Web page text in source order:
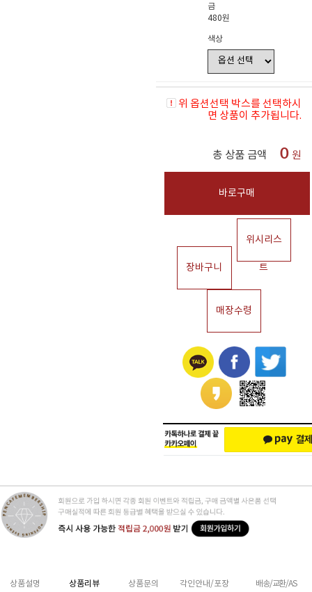
금
480원
색상
위 옵션선택 박스를 선택하시
면 상품이 추가됩니다.
총 상품 금액 0 원
바로구매
장바구니
위시리스
트
매장수령
상품설명 상품리뷰 상품문의 각인안내/포장 배송/교환/AS